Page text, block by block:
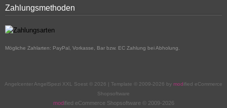
Zahlungsmethoden
Mögliche Zahlarten: PayPal, Vorkasse, Bar bzw. EC Zahlung bei Abholung.
Angelcenter AngelSpezi XXL Soest © 2026 | Template © 2009-2026 by mod ified eCommerce
Shopsoftware
modified eCommerce Shopsoftware © 2009-2026